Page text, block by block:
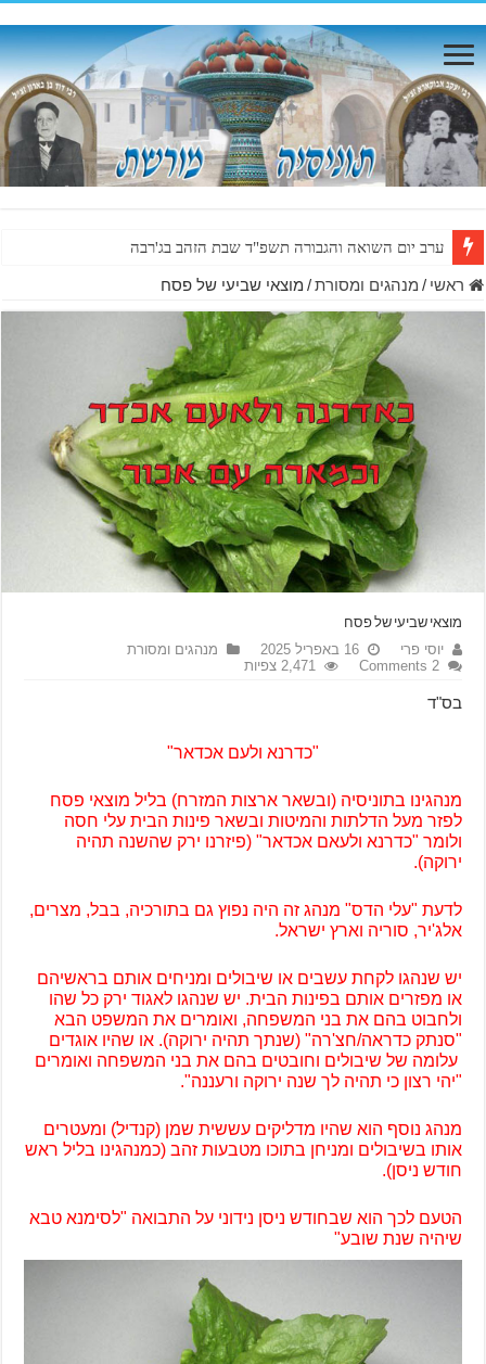
ערב יום השואה והגבורה תשפ"ד שבת הזהב בג'רבה
ראשי / מנהגים ומסורת/ מוצאי שביעי של פסח
מוצאי שביעי של פסח
יוסי פרי 16 באפריל 2025
מנהגים ומסורת
2 Comments
2,471 צפיות
בס"ד
"כדרנא ולעם אכדאר"
מנהגינו בתוניסיה (ובשאר ארצות המזרח) בליל מוצאי פסח
לפזר מעל הדלתות והמיטות ובשאר פינות הבית עלי חסה
ולומר "כדרנא ולעאם אכדאר" (פיזרנו ירק שהשנה תהיה
ירוקה).
לדעת "עלי הדס" מנהג זה היה נפוץ גם בתורכיה, בבל, מצרים,
אלג'יר, סוריה וארץ ישראל.
יש שנהגו לקחת עשבים או שיבולים ומניחים אותם בראשיהם
או מפזרים אותם בפינות הבית. יש שנהגו לאגוד ירק כל שהו
ולחבוט בהם את בני המשפחה, ואומרים את המשפט הבא
"סנתק כדראה/חצ'רה" (שנתך תהיה ירוקה). או שהיו אוגדים
עלומה של שיבולים וחובטים בהם את בני המשפחה ואומרים
"יהי רצון כי תהיה לך שנה ירוקה ורעננה".
מנהג נוסף הוא שהיו מדליקים עששית שמן (קנדיל) ומעטרים
אותו בשיבולים ומניחן בתוכו מטבעות זהב (כמנהגינו בליל ראש
חודש ניסן).
הטעם לכך הוא שבחודש ניסן נידוני על התבואה "לסימנא טבא
שיהיה שנת שובע"